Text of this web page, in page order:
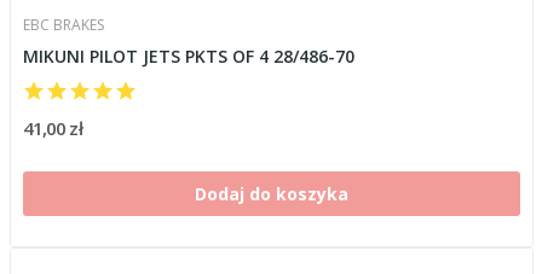
EBC BRAKES
MIKUNI PILOT JETS PKTS OF 4 28/486-70
41,00 zł
Dodaj do koszyka